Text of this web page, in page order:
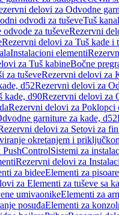
delovi za Odvodne
odvodi za tuševeTuš
odvode za tuševeRezervni
Rezervni delovi za Tuš kade i
Instalacioni elementi
za Tuš kabineBočne
za tuševeRezervni delovi za
d52Rezervni delovi za
kade, d90Rezervni delovi za
Rezervni delovi za Poklopci
garniture za kade, d52
delovi za Setovi za
okretanjem i
Sistemi za
Rezervni delovi za
za bideeElementi za pisoare
za Elementi za tuševe sa
umivaonikeElementi za
posuđaElementi za